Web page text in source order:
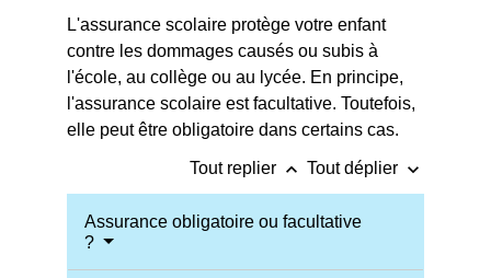
L'assurance scolaire protège votre enfant
contre les dommages causés ou subis à
l'école, au collège ou au lycée. En principe,
l'assurance scolaire est facultative. Toutefois,
elle peut être obligatoire dans certains cas.
Tout replier keyboard_arrow_up Tout déplier keyboard_arrow_down
Assurance obligatoire ou facultative
?